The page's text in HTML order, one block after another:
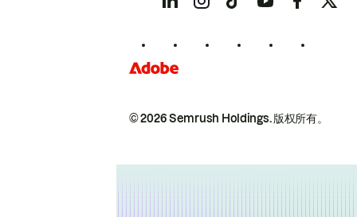
© 2026 Semrush Holdings.版权所有。